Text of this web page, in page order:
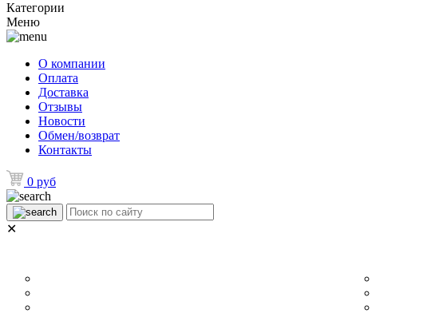
Категории
Меню
О компании
Оплата
Доставка
Отзывы
Новости
Обмен/возврат
Контакты
0 руб
✕